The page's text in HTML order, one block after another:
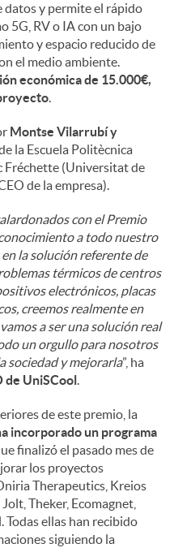
datos y permite el rápido
5G, RV o IA con un bajo
y espacio reducido de
el medio ambiente.
económica de 15.000€,
.
Montse Vilarrubí y
la Escuela Politècnica
Fréchette (Universitat de
de la empresa).
con el Premio
a todo nuestro
la solución referente de
térmicos de centros
electrónicos, placas
creemos realmente en
a ser una solución real
un orgullo para nosotros
sociedad y mejorarla”, ha
de UniSCool .
de este premio, la
incorporado un programa
finalizó el pasado mes de
los proyectos
Therapeutics, Kreios
Theker, Ecomagnet,
Todas ellas han recibido
siguiendo la